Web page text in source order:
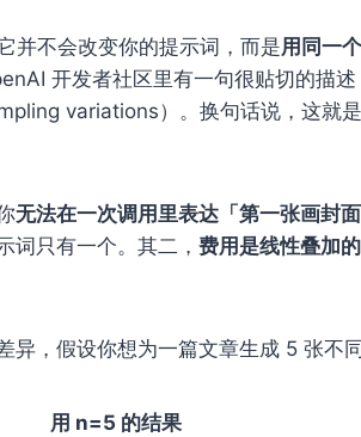
并不会改变你的提示词，而是用同一
开发者社区里有一句很贴切的描
variations）。换句话说，这就
无法在一次调用里表达「第一张画封
词只有一个。其二， 费用是线性叠加的
异，假设你想为一篇文章生成 5 张不同
用 n=5 的结果